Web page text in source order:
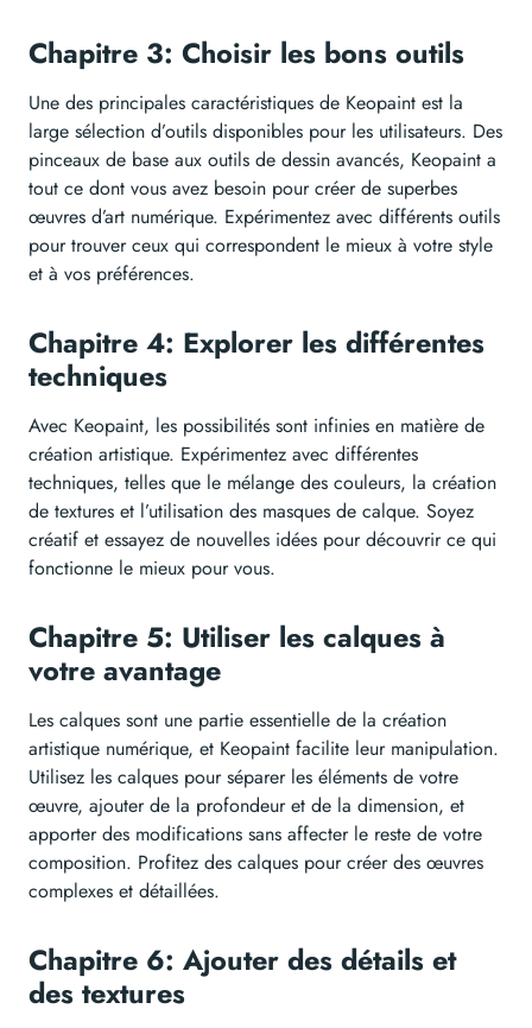
Chapitre 3: Choisir les bons outils
Une des principales caractéristiques de Keopaint est la
large sélection d’outils disponibles pour les utilisateurs. Des
pinceaux de base aux outils de dessin avancés, Keopaint a
tout ce dont vous avez besoin pour créer de superbes
œuvres d’art numérique. Expérimentez avec différents outils
pour trouver ceux qui correspondent le mieux à votre style
et à vos préférences.
Chapitre 4: Explorer les différentes
techniques
Avec Keopaint, les possibilités sont infinies en matière de
création artistique. Expérimentez avec différentes
techniques, telles que le mélange des couleurs, la création
de textures et l’utilisation des masques de calque. Soyez
créatif et essayez de nouvelles idées pour découvrir ce qui
fonctionne le mieux pour vous.
Chapitre 5: Utiliser les calques à
votre avantage
Les calques sont une partie essentielle de la création
artistique numérique, et Keopaint facilite leur manipulation.
Utilisez les calques pour séparer les éléments de votre
œuvre, ajouter de la profondeur et de la dimension, et
apporter des modifications sans affecter le reste de votre
composition. Profitez des calques pour créer des œuvres
complexes et détaillées.
Chapitre 6: Ajouter des détails et
des textures